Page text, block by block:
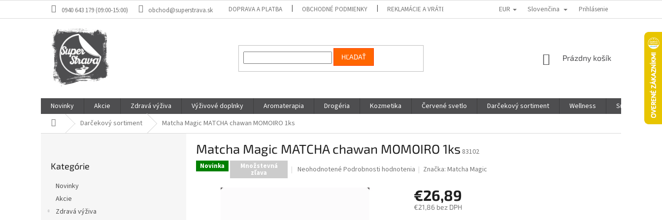
0940 643 179 (09:00-15:00) obchod@superstrava.sk DOPRAVA A PLATBA OBCHODNÉ PODMIENKY REKLAMÁCIE A VRÁTENIE TOVARU KTO SME PONUKA PRE INFLUENCEROV
EUR Slovenčina Prihlásenie
HĽADAŤ
NÁKUPNÝ
Prázdny košík
Novinky Akcie Zdravá výživa Výživové doplnky Aromaterapia Drogéria Kozmetika Červené svetlo Darčekový sortiment Wellness
Super Pet -
DomovDarčekový sortiment Matcha Magic MATCHA chawan MOMOIRO 1ks
kategórie
Kategórie
Novinky
Akcie
Zdravá výživa
Matcha Magic MATCHA chawan MOMOIRO 1ks 83102
Novinka Množstevná
zľava
Priemerné
Neohodnotené Podrobnosti hodnotenia Značka:Matcha Magic
€26,89
€21,86 bez DPH